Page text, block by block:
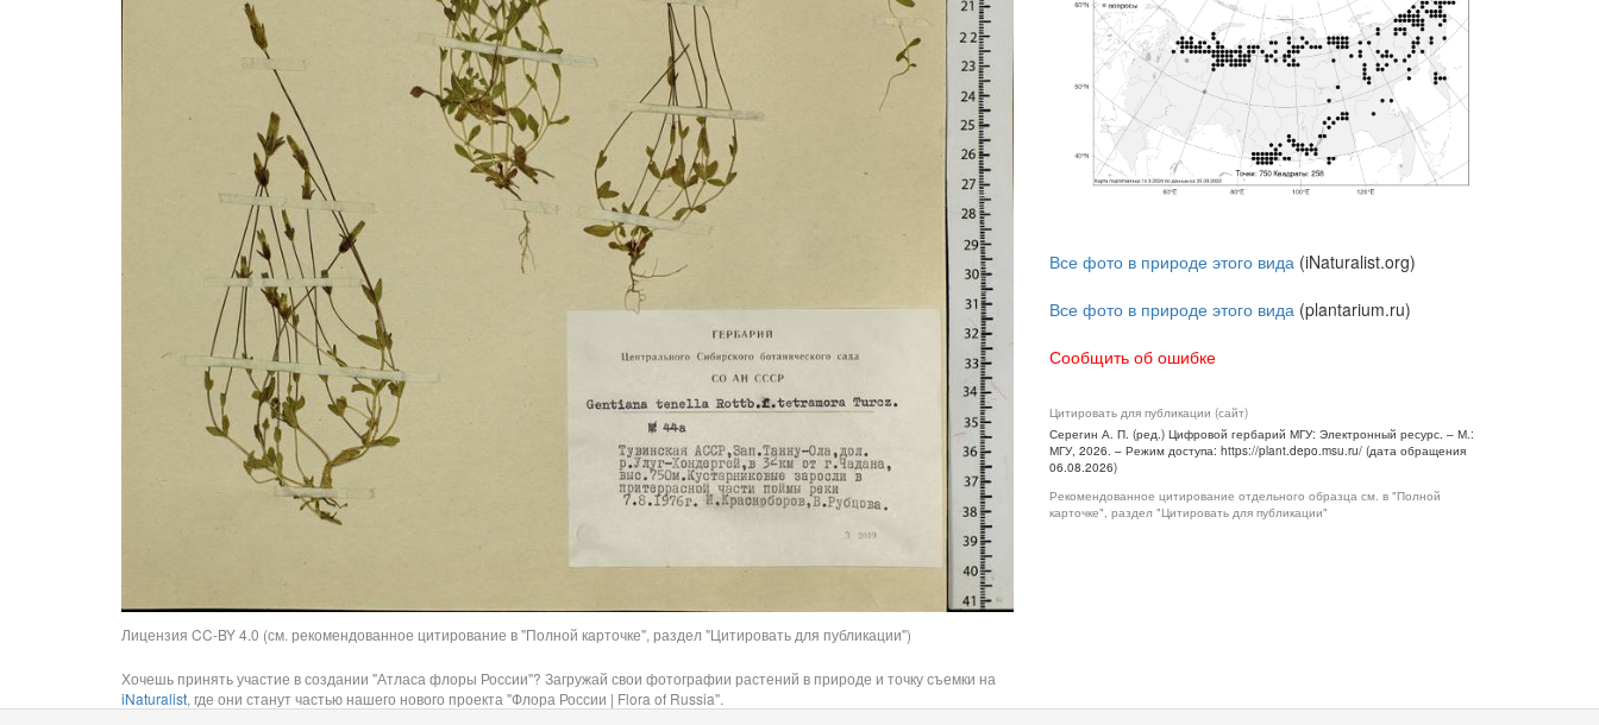
Лицензия CC-BY 4.0 (см. рекомендованное цитирование в "Полной карточке", раздел "Цитировать для публикации")
Хочешь принять участие в создании "Атласа флоры России"? Загружай свои фотографии растений в природе и точку съемки на
iNaturalist, где они станут частью нашего нового проекта "Флора России | Flora of Russia".
Все фото в природе этого вида (iNaturalist.org)
Все фото в природе этого вида (plantarium.ru)
Сообщить об ошибке
Цитировать для публикации (сайт)
Серегин А. П. (ред.) Цифровой гербарий МГУ: Электронный ресурс. – М.:
МГУ, 2026. – Режим доступа: https://plant.depo.msu.ru/ (дата обращения
06.08.2026)
Рекомендованное цитирование отдельного образца см. в "Полной
карточке", раздел "Цитировать для публикации"